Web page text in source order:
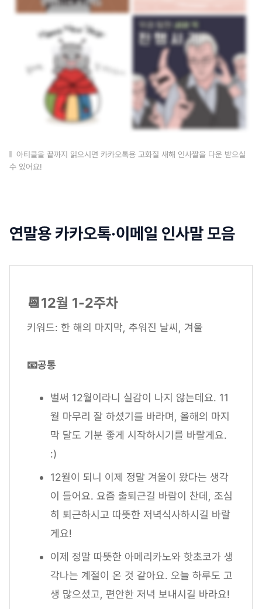
아티클을 끝까지 읽으시면 카카오톡용 고화질 새해 인사짤을 다운 받으실
수 있어요!
연말용 카카오톡·이메일 인사말 모음
📆12월 1-2주차
키워드: 한 해의 마지막, 추워진 날씨, 겨울
📧공통
벌써 12월이라니 실감이 나지 않는데요. 11
월 마무리 잘 하셨기를 바라며, 올해의 마지
막 달도 기분 좋게 시작하시기를 바랄게요.
:)
12월이 되니 이제 정말 겨울이 왔다는 생각
이 들어요. 요즘 출퇴근길 바람이 찬데, 조심
히 퇴근하시고 따뜻한 저녁식사하시길 바랄
게요!
이제 정말 따뜻한 아메리카노와 핫초코가 생
각나는 계절이 온 것 같아요. 오늘 하루도 고
생 많으셨고, 편안한 저녁 보내시길 바라요!